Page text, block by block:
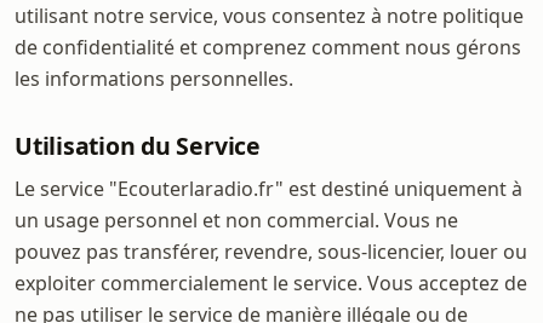
utilisant notre service, vous consentez à notre politique
de confidentialité et comprenez comment nous gérons
les informations personnelles.
Utilisation du Service
Le service "Ecouterlaradio.fr" est destiné uniquement à
un usage personnel et non commercial. Vous ne
pouvez pas transférer, revendre, sous-licencier, louer ou
exploiter commercialement le service. Vous acceptez de
ne pas utiliser le service de manière illégale ou de